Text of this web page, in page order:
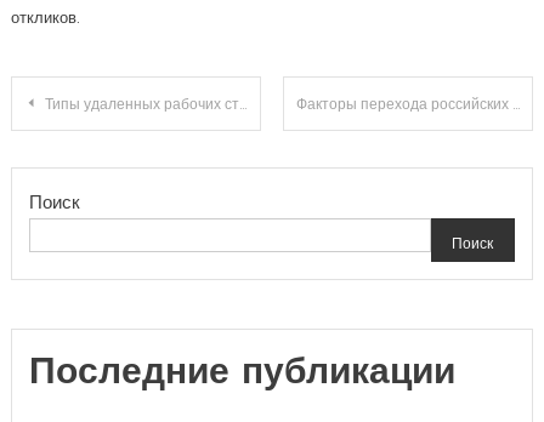
откликов.
Навигация
записям
Типы удаленных рабочих столов и их особенности Факторы перехода российских городов на автобусы и электробусы вместо трамваев и троллейбусов в 2025 году
Поиск
Поиск
Последние публикации